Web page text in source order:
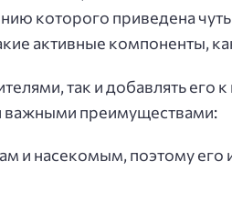
которого приведена
активные компоненты,
так и добавлять его
важными преимуществами:
и насекомым, поэтому его